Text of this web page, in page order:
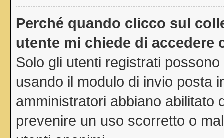
Perché quando clicco sul
utente mi chiede di accedere
Solo gli utenti registrati
usando il modulo di invio posta
amministratori abbiano abilitato
prevenire un uso scorretto o